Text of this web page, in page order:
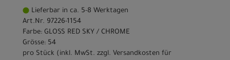
Lieferbar in ca. 5-8 Werktagen
Art.Nr. 97226-1154
Farbe: GLOSS RED SKY / CHROME
Grösse: 54
pro Stück (inkl. MwSt. zzgl. Versandkosten für